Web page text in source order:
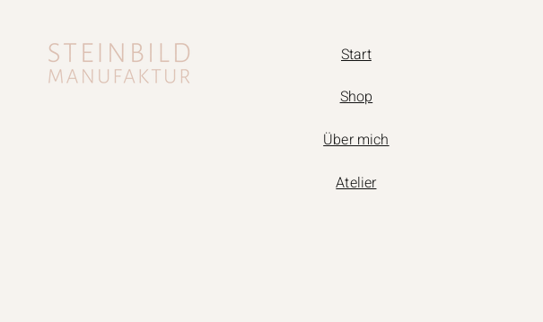
Shop
Start
Über mich
Atelier